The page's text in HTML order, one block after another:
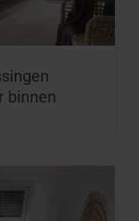
binnen